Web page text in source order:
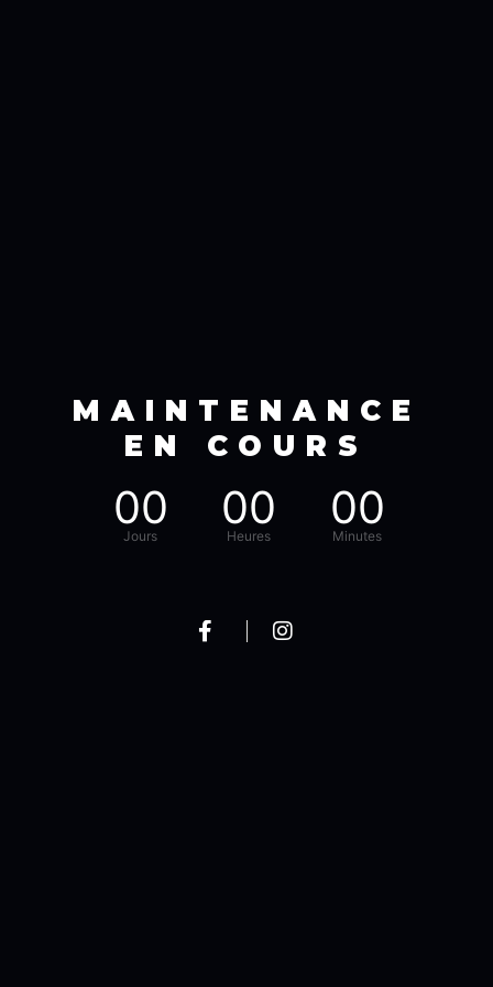
MAINTENANCE
EN COURS
00
Jours
00
Heures
00
Minutes